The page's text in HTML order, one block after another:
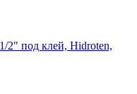
2" под клей, Hidroten,